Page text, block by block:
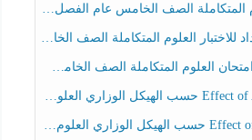
الصف الخامس عام الفصل الدراسي الثالث 2025-2026
العلوم المتكاملة الصف الخامس عام الفصل الثالث
المتكاملة الصف الخامس انسبير الفصل الثالث